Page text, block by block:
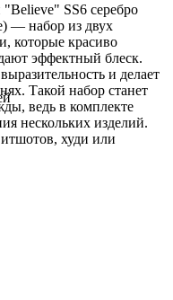
SS6 серебро
— набор из двух
которые красиво
эффектный блеск.
и делает
Такой набор станет
ведь в комплекте
нескольких изделий.
худи или